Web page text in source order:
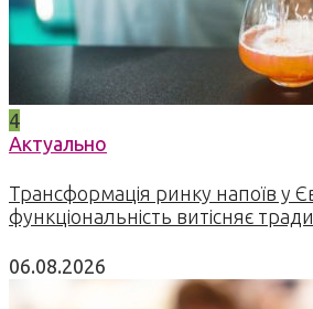
4
Актуально
Трансформація ринку напоїв у
функціональність витісняє
06.08.2026